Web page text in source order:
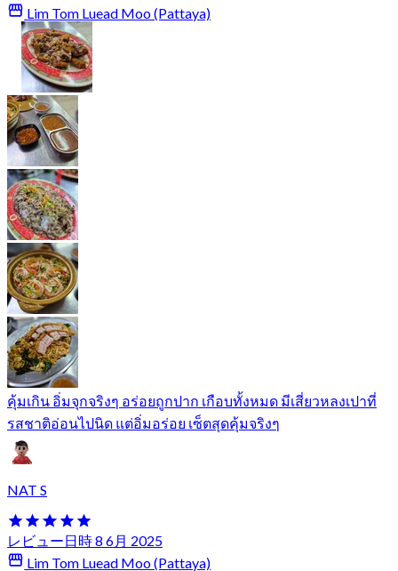
Lim Tom Luead Moo (Pattaya)
คุ้มเกิน อิ่มจุกจริงๆ อร่อยถูกปาก เกือบทั้งหมด มีเสี่ยวหลงเปาที่
รสชาติอ่อนไปนิด แต่อิ่มอร่อย เซ็ตสุดคุ้มจริงๆ
NAT S
レビュー日時 8 6月 2025
Lim Tom Luead Moo (Pattaya)